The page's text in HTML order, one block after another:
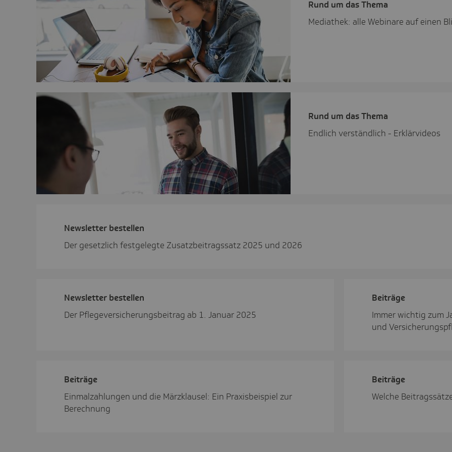
Rund um das Thema
Mediathek: alle Webinare auf einen
Rund um das Thema
Endlich verständlich - Erklärvideos
News­letter bestellen
Der gesetzlich festgelegte Zusatzbeitragssatz 2025 und 2026
News­letter bestellen
Der Pflegeversicherungsbeitrag ab 1. Januar 2025
Beiträge
Immer wichtig zum
und
Beiträge
Einmalzahlungen und die Märzklausel: Ein Praxisbeispiel zur
Berechnung
Beiträge
Welche